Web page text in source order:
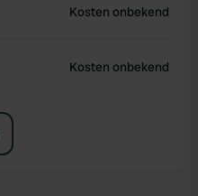
Kosten onbekend
Kosten onbekend